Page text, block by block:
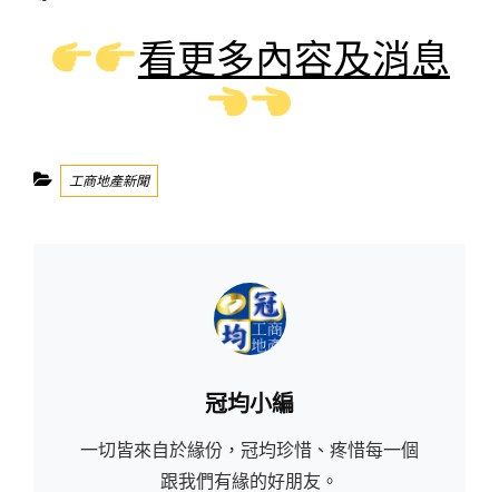
看更多內容及消息
Categories
工商地產新聞
Author:
冠均小編
一切皆來自於緣份，冠均珍惜、疼惜每一個
跟我們有緣的好朋友。